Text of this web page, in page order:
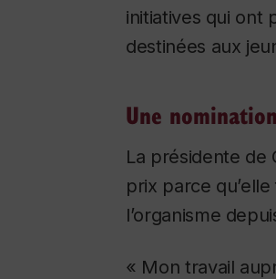
initiatives qui ont
destinées aux
Une
La présidente de
prix parce
l’organisme
« Mon travail